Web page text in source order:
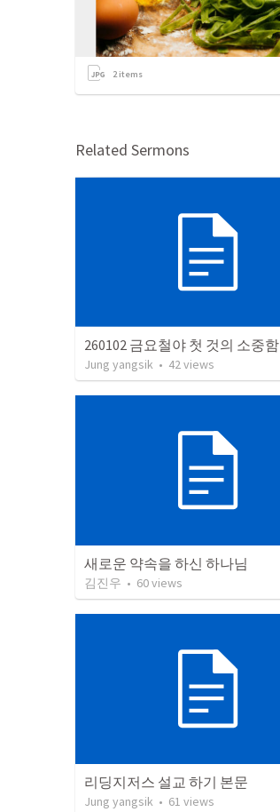
2items
Related Sermons
260102 금요철야 첫 것의 소중함
Jung yangsik • 42views
새로운 약속을 하신 하나님
김진우 • 60views
리딩지저스 설교 하기 본문
Jung yangsik • 61 views